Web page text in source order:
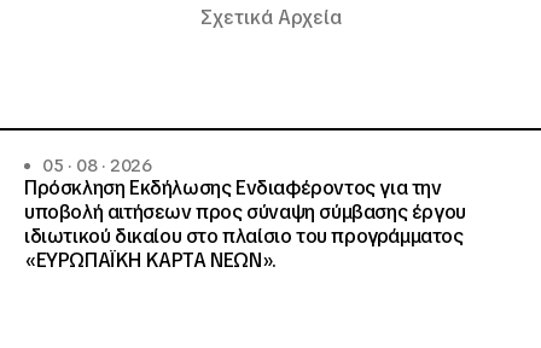
Σχετικά Αρχεία
05 · 08 · 2026
Πρόσκληση Εκδήλωσης Ενδιαφέροντος για την
υποβολή αιτήσεων προς σύναψη σύμβασης έργου
ιδιωτικού δικαίου στο πλαίσιο του προγράμματος
«ΕΥΡΩΠΑΪΚΗ ΚΑΡΤΑ ΝΕΩΝ».